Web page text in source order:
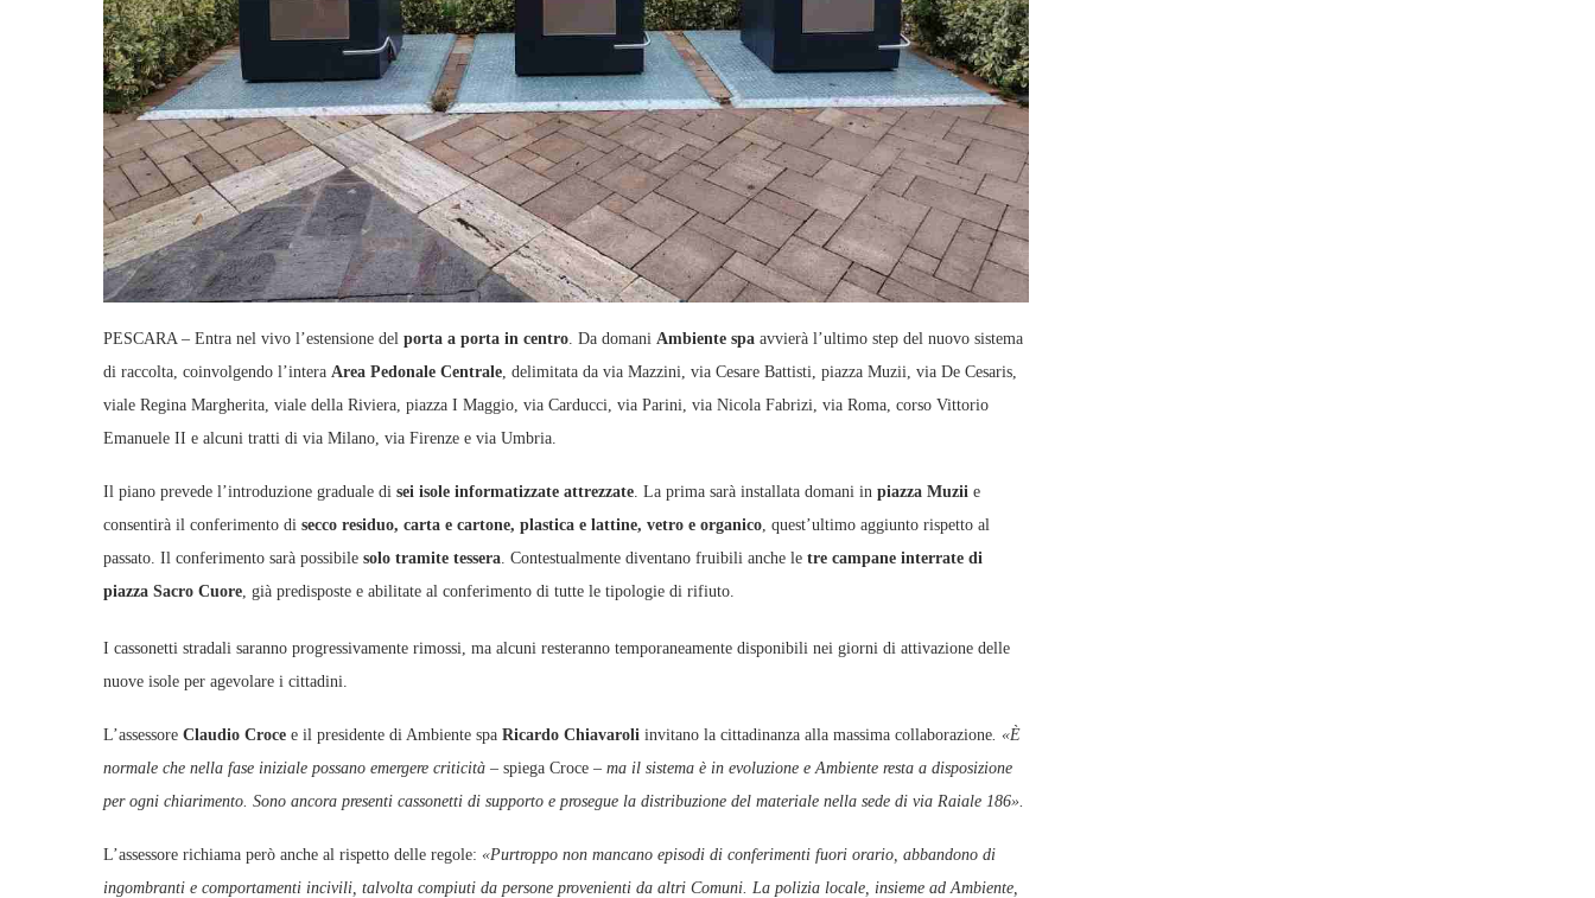
PESCARA – Entra nel vivo l’estensione del porta a porta in centro . Da domani Ambiente spa avvierà l’ultimo step del nuovo sistema
di raccolta, coinvolgendo l’intera Area Pedonale Centrale , delimitata da via Mazzini, via Cesare Battisti, piazza Muzii, via De Cesaris,
viale Regina Margherita, viale della Riviera, piazza I Maggio, via Carducci, via Parini, via Nicola Fabrizi, via Roma, corso Vittorio
Emanuele II e alcuni tratti di via Milano, via Firenze e via Umbria.
Il piano prevede l’introduzione graduale di sei isole informatizzate attrezzate . La prima sarà installata domani in piazza Muzii e
consentirà il conferimento di secco residuo, carta e cartone, plastica e lattine, vetro e organico , quest’ultimo aggiunto rispetto al
passato. Il conferimento sarà possibile solo tramite tessera . Contestualmente diventano fruibili anche le tre campane interrate di
piazza Sacro Cuore , già predisposte e abilitate al conferimento di tutte le tipologie di rifiuto.
I cassonetti stradali saranno progressivamente rimossi, ma alcuni resteranno temporaneamente disponibili nei giorni di attivazione delle
nuove isole per agevolare i cittadini.
L’assessore Claudio Croce e il presidente di Ambiente spa Ricardo Chiavaroli invitano la cittadinanza alla massima collaborazione . «È
normale che nella fase iniziale possano emergere criticità – spiega Croce – ma il sistema è in evoluzione e Ambiente resta a disposizione
per ogni chiarimento. Sono ancora presenti cassonetti di supporto e prosegue la distribuzione del materiale nella sede di via Raiale 186».
L’assessore richiama però anche al rispetto delle regole: «Purtroppo non mancano episodi di conferimenti fuori orario, abbandono di
ingombranti e comportamenti incivili, talvolta compiuti da persone provenienti da altri Comuni. La polizia locale, insieme ad Ambiente,